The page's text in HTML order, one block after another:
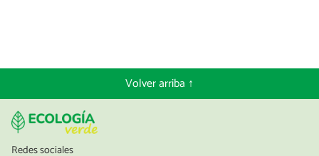
Volver arriba ↑
Redes sociales